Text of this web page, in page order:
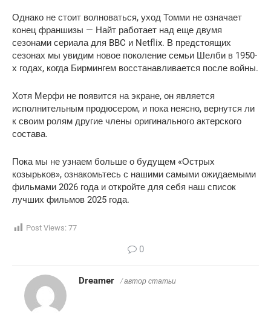
Однако не стоит волноваться, уход Томми не означает
конец франшизы — Найт работает над еще двумя
сезонами сериала для BBC и Netflix. В предстоящих
сезонах мы увидим новое поколение семьи Шелби в 1950-
х годах, когда Бирмингем восстанавливается после войны.
Хотя Мерфи не появится на экране, он является
исполнительным продюсером, и пока неясно, вернутся ли
к своим ролям другие члены оригинального актерского
состава.
Пока мы не узнаем больше о будущем «Острых
козырьков», ознакомьтесь с нашими самыми ожидаемыми
фильмами 2026 года и откройте для себя наш список
лучших фильмов 2025 года.
Post Views: 77
0
Dreamer / автор статьи